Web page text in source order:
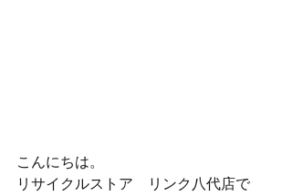
こんにちは。
リサイクルストア　リンク八代店で